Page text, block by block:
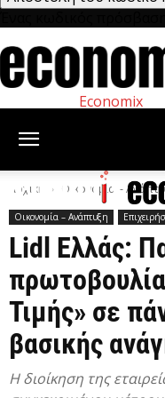
Economix
Αρχική Οικονομία –
Οικονομία – Ανάπτυξη
Lidl Ελλάς:
Τιμής» σε
βασικής
Η διοίκηση της